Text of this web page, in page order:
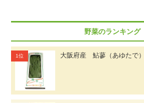
野菜のランキング
大阪府産 鮎蓼（あゆたで）